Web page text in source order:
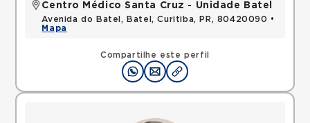
Compartilhe este perfil
Centro Médico Santa Cruz - Unidade Batel
Avenida do Batel, Batel, Curitiba, PR, 80420090 •
Mapa